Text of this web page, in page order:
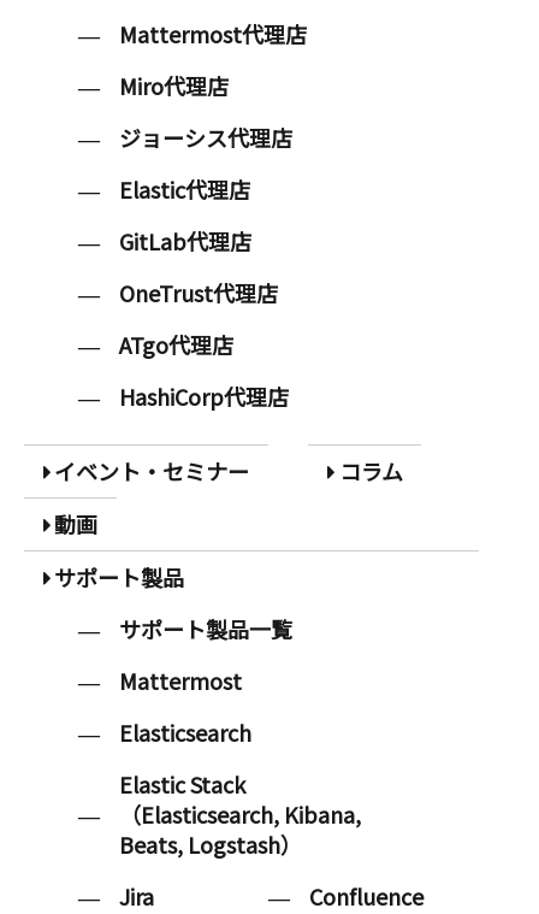
Mattermost代理店
Miro代理店
ジョーシス代理店
Elastic代理店
GitLab代理店
OneTrust代理店
ATgo代理店
HashiCorp代理店
イベント・セミナー
コラム
動画
サポート製品
サポート製品一覧
Mattermost
Elasticsearch
Elastic Stack
（Elasticsearch, Kibana,
Beats, Logstash）
Jira
Confluence